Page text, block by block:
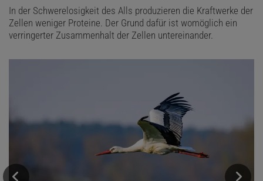
In der Schwerelosigkeit des Alls produzieren die Kraftwerke der
Zellen weniger Proteine. Der Grund dafür ist womöglich ein
verringerter Zusammenhalt der Zellen untereinander.